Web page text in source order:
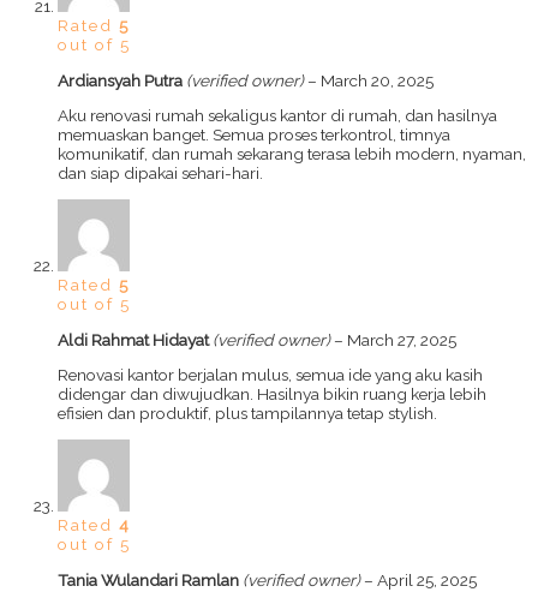
Rated 5
out of 5
Ardiansyah Putra (verified owner) – March 20, 2025
Aku renovasi rumah sekaligus kantor di rumah, dan hasilnya
memuaskan banget. Semua proses terkontrol, timnya
komunikatif, dan rumah sekarang terasa lebih modern, nyaman,
dan siap dipakai sehari-hari.
Rated 5
out of 5
Aldi Rahmat Hidayat(verified owner) – March 27, 2025
Renovasi kantor berjalan mulus, semua ide yang aku kasih
didengar dan diwujudkan. Hasilnya bikin ruang kerja lebih
efisien dan produktif, plus tampilannya tetap stylish.
Rated 4
out of 5
Tania Wulandari Ramlan (verified owner) – April 25, 2025